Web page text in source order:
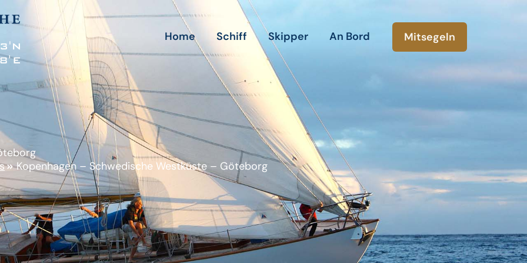
Home Schiff Skipper An Bord Mitsegeln
Kopenhagen – Schwedische Westküste – Göteborg